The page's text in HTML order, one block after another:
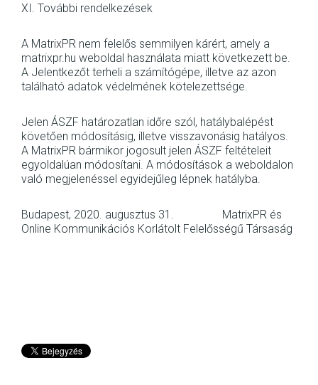
XI. További rendelkezések
A MatrixPR nem felelős semmilyen kárért, amely a
matrixpr.hu weboldal használata miatt következett be.
A Jelentkezőt terheli a számítógépe, illetve az azon
található adatok védelmének kötelezettsége.
Jelen ÁSZF határozatlan időre szól, hatálybalépést
követően módosításig, illetve visszavonásig hatályos.
A MatrixPR bármikor jogosult jelen ÁSZF feltételeit
egyoldalúan módosítani. A módosítások a weboldalon
való megjelenéssel egyidejűleg lépnek hatályba.
Budapest, 2020. augusztus 31. MatrixPR és
Online Kommunikációs Korlátolt Felelősségű Társaság